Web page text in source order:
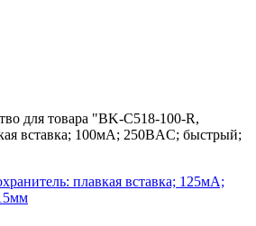
для товара "BK-C518-100-R,
вставка; 100мА; 250ВAC; быстрый;
плавкая вставка; 125мА;